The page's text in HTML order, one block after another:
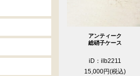
アンティーク
総硝子ケース
iD：ilb2211
15,000円